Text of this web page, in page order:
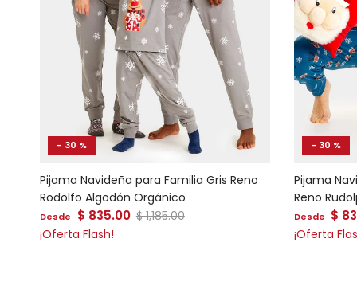
- 30 %
Pijama Navideña para Familia Gris Reno
Rodolfo Algodón Orgánico
Precio de venta
Desde $ 835.00 Precio normal
$ 1,185.00
¡Oferta Flash!
- 30 %
Pijama
Reno
Precio
Desde $
¡Oferta